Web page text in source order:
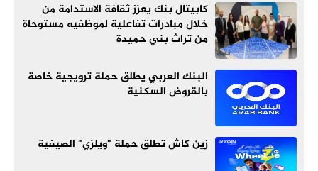
كابيتال بنك يعزز ثقافة الاستدامة من
خلال مبادرات تفاعلية لموظفيه مستوحاة
من تراث بني حميدة
البنك العربي يطلق حملة ترويجية خاصة
بالقروض السكنية
زين كاش تطلق حملة "ويلزي" الصيفية